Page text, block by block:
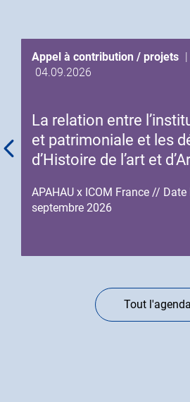
Appel à contribution / projets |
Date
de
l'événement
04.09.2026
La relation entre
et patrimoniale et les
d’Histoire de l’art et
APAHAU x ICOM France //
septembre 2026
Tout l'agenda